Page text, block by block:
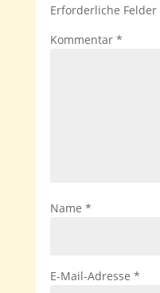
Erforderliche
Kommentar *
Name *
E-Mail-Adresse *